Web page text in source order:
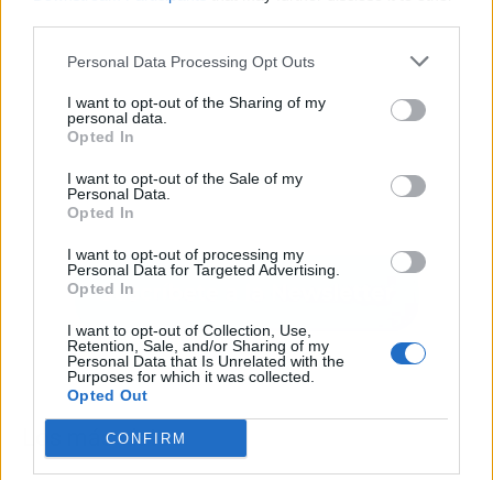
Personal Data Processing Opt Outs
I want to opt-out of the Sharing of my
personal data.
Opted In
I want to opt-out of the Sale of my
Personal Data.
Opted In
I want to opt-out of processing my
Personal Data for Targeted Advertising.
Opted In
I want to opt-out of Collection, Use,
Retention, Sale, and/or Sharing of my
Personal Data that Is Unrelated with the
Purposes for which it was collected.
Opted Out
CONFIRM
Los más vistos